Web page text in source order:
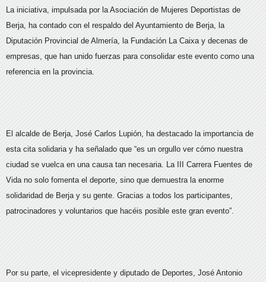
La iniciativa, impulsada por la Asociación de Mujeres Deportistas de
Berja, ha contado con el respaldo del Ayuntamiento de Berja, la
Diputación Provincial de Almería, la Fundación La Caixa y decenas de
empresas, que han unido fuerzas para consolidar este evento como una
referencia en la provincia.
El alcalde de Berja, José Carlos Lupión, ha destacado la importancia de
esta cita solidaria y ha señalado que “es un orgullo ver cómo nuestra
ciudad se vuelca en una causa tan necesaria. La III Carrera Fuentes de
Vida no solo fomenta el deporte, sino que demuestra la enorme
solidaridad de Berja y su gente. Gracias a todos los participantes,
patrocinadores y voluntarios que hacéis posible este gran evento”.
Por su parte, el vicepresidente y diputado de Deportes, José Antonio